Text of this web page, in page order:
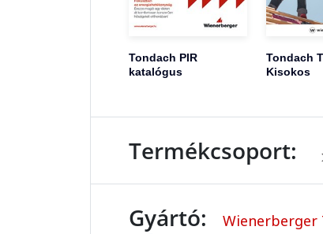
Tondach PIR
katalógus
Tondach
Kisokos
Termékcsoport:
Gyártó: Wienerberger